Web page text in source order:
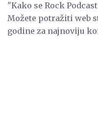
"Kako se Rock
Možete potražiti web
godine za najnoviju